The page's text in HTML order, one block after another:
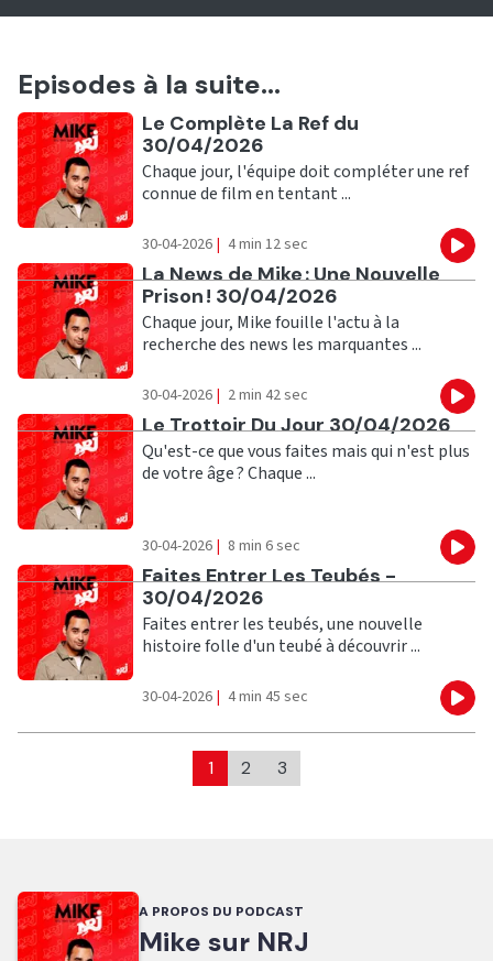
Episodes à la suite...
Ecouter
Le Complète La Ref du
30/04/2026
Chaque jour, l'équipe doit compléter une ref
connue de film en tentant ...
30-04-2026 | 4 min 12 sec
Ecouter
La News de Mike : Une Nouvelle
Prison ! 30/04/2026
Chaque jour, Mike fouille l'actu à la
recherche des news les marquantes ...
30-04-2026 | 2 min 42 sec
Ecouter
Le Trottoir Du Jour 30/04/2026
Qu'est-ce que vous faites mais qui n'est plus
de votre âge ? Chaque ...
30-04-2026 | 8 min 6 sec
Ecouter
Faites Entrer Les Teubés -
30/04/2026
Faites entrer les teubés, une nouvelle
histoire folle d'un teubé à découvrir ...
30-04-2026 | 4 min 45 sec
1 2 3
A PROPOS DU PODCAST
Mike sur NRJ